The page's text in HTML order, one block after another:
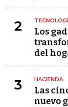
2
Los
del
3 HACIENDA
Las
nuevo